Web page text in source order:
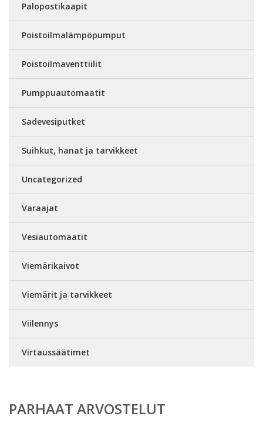
Palopostikaapit
Poistoilmalämpöpumput
Poistoilmaventtiilit
Pumppuautomaatit
Sadevesiputket
Suihkut, hanat ja tarvikkeet
Uncategorized
Varaajat
Vesiautomaatit
Viemärikaivot
Viemärit ja tarvikkeet
Viilennys
Virtaussäätimet
PARHAAT ARVOSTELUT